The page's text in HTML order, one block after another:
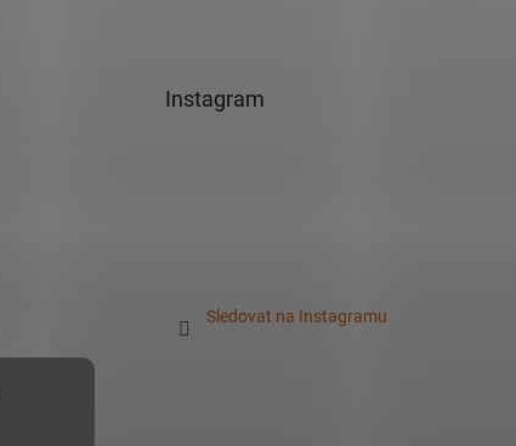
Instagram
Sledovat na Instagramu